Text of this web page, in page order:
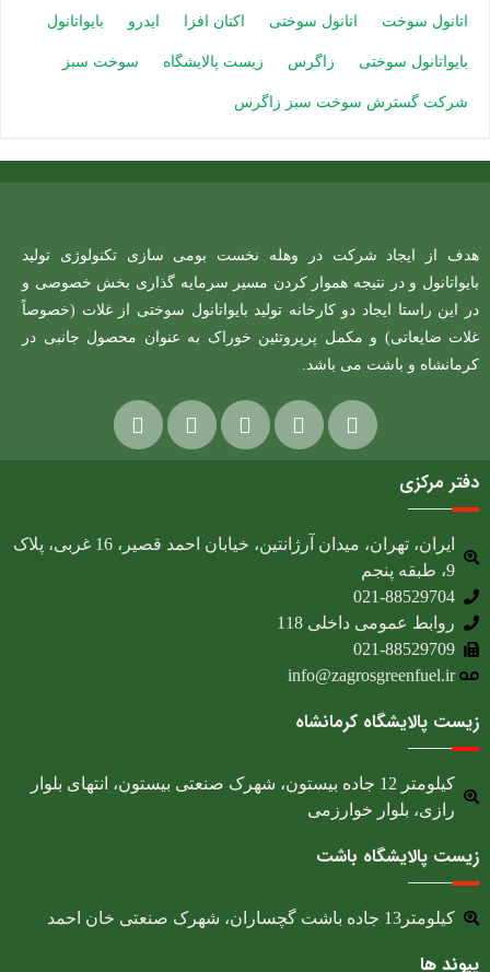
اتانول سوخت اتانول سوختی اکتان افزا ایدرو بایواتانول
بایواتانول سوختی زاگرس زیست پالایشگاه سوخت سبز
شرکت گسترش سوخت سبز زاگرس
هدف از ایجاد شرکت در وهله نخست بومی سازی تکنولوژی تولید
بایواتانول و در نتیجه هموار کردن مسیر سرمایه گذاری بخش خصوصی و
در این راستا ایجاد دو کارخانه تولید بایواتانول سوختی از غلات (خصوصاً
غلات ضایعاتی) و مکمل پرپروتئین خوراک به عنوان محصول جانبی در
کرمانشاه و باشت می باشد.
دفتر مرکزی
ایران، تهران، میدان آرژانتین، خیابان احمد قصیر، 16 غربی، پلاک
9، طبقه پنجم
021-88529704
روابط عمومی داخلی 118
021-88529709
info@zagrosgreenfuel.ir​
زیست پالایشگاه کرمانشاه
کیلومتر 12 جاده بیستون، شهرک صنعتی بیستون، انتهای بلوار
رازی، بلوار خوارزمی
زیست پالایشگاه باشت
کیلومتر13 جاده باشت گچساران، شهرک صنعتی خان احمد
پیوند ها